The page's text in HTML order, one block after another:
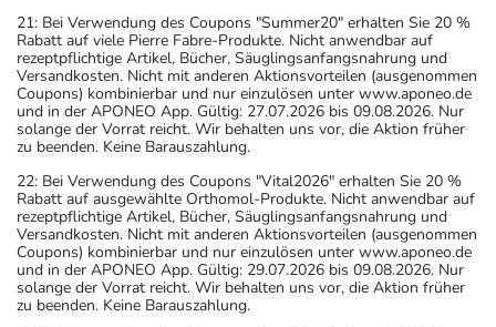
21: Bei Verwendung des Coupons "Summer20" erhalten Sie 20 %
Rabatt auf viele Pierre Fabre-Produkte. Nicht anwendbar auf
rezeptpflichtige Artikel, Bücher, Säuglingsanfangsnahrung und
Versandkosten. Nicht mit anderen Aktionsvorteilen (ausgenommen
Coupons) kombinierbar und nur einzulösen unter www.aponeo.de
und in der APONEO App. Gültig: 27.07.2026 bis 09.08.2026. Nur
solange der Vorrat reicht. Wir behalten uns vor, die Aktion früher
zu beenden. Keine Barauszahlung.
22: Bei Verwendung des Coupons "Vital2026" erhalten Sie 20 %
Rabatt auf ausgewählte Orthomol-Produkte. Nicht anwendbar auf
rezeptpflichtige Artikel, Bücher, Säuglingsanfangsnahrung und
Versandkosten. Nicht mit anderen Aktionsvorteilen (ausgenommen
Coupons) kombinierbar und nur einzulösen unter www.aponeo.de
und in der APONEO App. Gültig: 29.07.2026 bis 09.08.2026. Nur
solange der Vorrat reicht. Wir behalten uns vor, die Aktion früher
zu beenden. Keine Barauszahlung.